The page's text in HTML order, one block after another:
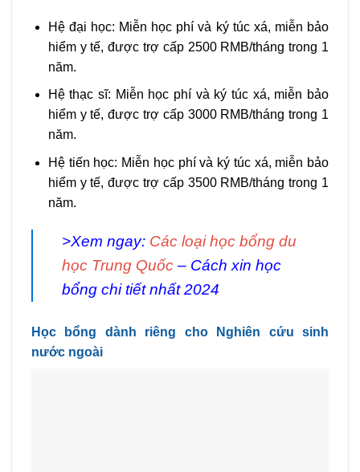
Hệ đại học: Miễn học phí và ký túc xá, miễn bảo
hiểm y tế, được trợ cấp 2500 RMB/tháng trong 1
năm.
Hệ thạc sĩ: Miễn học phí và ký túc xá, miễn bảo
hiểm y tế, được trợ cấp 3000 RMB/tháng trong 1
năm.
Hệ tiến học: Miễn học phí và ký túc xá, miễn bảo
hiểm y tế, được trợ cấp 3500 RMB/tháng trong 1
năm.
>Xem ngay: Các loại học bổng du
học Trung Quốc – Cách xin học
bổng chi tiết nhất 2024
Học bổng dành riêng cho Nghiên cứu sinh
nước ngoài